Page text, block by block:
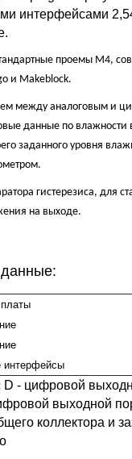
интерфейсами
проемы M4,
и Makeblock.
между аналоговым и
данные по влажности
заданного уровня
гистерезиса, для
на выходе.
данные:
интерфейсы
D - цифровой
выходной
коллектора и